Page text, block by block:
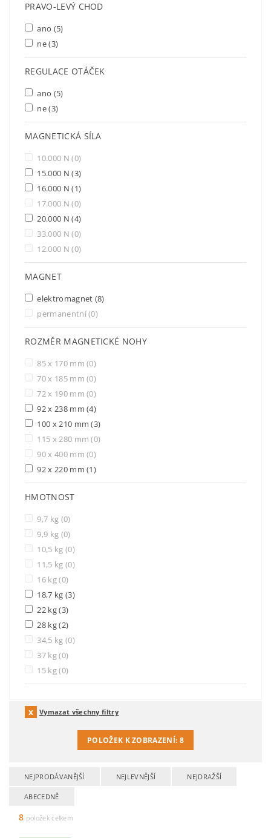
PRAVO-LEVÝ CHOD
ano (5)
ne(3)
REGULACE OTÁČEK
ano (5)
ne(3)
MAGNETICKÁ SÍLA
10.000 N(0)
15.000 N(3)
16.000 N(1)
17.000 N(0)
20.000 N(4)
33.000 N(0)
12.000 N(0)
MAGNET
elektromagnet (8)
permanentní(0)
ROZMĚR MAGNETICKÉ NOHY
85 x 170 mm(0)
70 x 185 mm(0)
72 x 190 mm(0)
92 x 238 mm(4)
100 x 210 mm(3)
115 x 280 mm(0)
90 x 400 mm(0)
92 x 220 mm(1)
HMOTNOST
9,7 kg (0)
9,9 kg (0)
10,5 kg (0)
11,5 kg (0)
16 kg(0)
18,7 kg (3)
22 kg(3)
28 kg(2)
34,5 kg (0)
37 kg(0)
15 kg(0)
Vymazat všechny filtry
POLOŽEK K ZOBRAZENÍ: 8
NEJPRODÁVANĚJŠÍ NEJLEVNĚJŠÍ NEJDRAŽŠÍ
ABECEDNĚ
8 položek celkem